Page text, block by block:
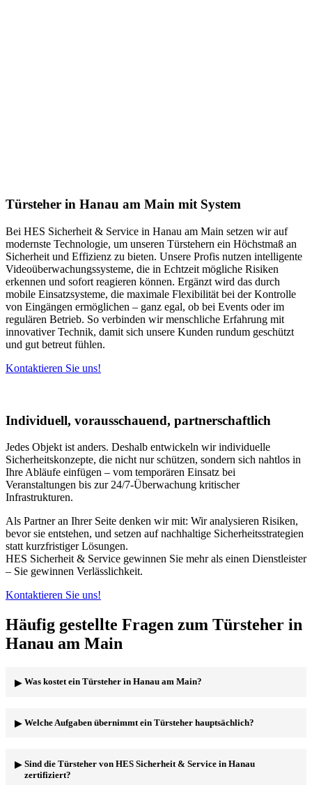
Türsteher in Hanau am Main mit System
Bei HES Sicherheit & Service in Hanau am Main setzen wir auf
modernste Technologie, um unseren Türstehern ein Höchstmaß an
Sicherheit und Effizienz zu bieten. Unsere Profis nutzen intelligente
Videoüberwachungssysteme, die in Echtzeit mögliche Risiken
erkennen und sofort reagieren können. Ergänzt wird das durch
mobile Einsatzsysteme, die maximale Flexibilität bei der Kontrolle
von Eingängen ermöglichen – ganz egal, ob bei Events oder im
regulären Betrieb. So verbinden wir menschliche Erfahrung mit
innovativer Technik, damit sich unsere Kunden rundum geschützt
und gut betreut fühlen.
Kontaktieren Sie uns!
Individuell, vorausschauend, partnerschaftlich
Jedes Objekt ist anders. Deshalb entwickeln wir individuelle
Sicherheitskonzepte, die nicht nur schützen, sondern sich nahtlos in
Ihre Abläufe einfügen – vom temporären Einsatz bei
Veranstaltungen bis zur 24/7-Überwachung kritischer
Infrastrukturen.
Als Partner an Ihrer Seite denken wir mit: Wir analysieren Risiken,
bevor sie entstehen, und setzen auf nachhaltige Sicherheitsstrategien
statt kurzfristiger Lösungen.
HES Sicherheit & Service gewinnen Sie mehr als einen Dienstleister
– Sie gewinnen Verlässlichkeit.
Kontaktieren Sie uns!
Häufig gestellte Fragen zum Türsteher in
Hanau am Main
Was kostet ein Türsteher in Hanau am Main?
Einsatzdauer, Anzahl der benötigten Türsteher und den spezifischen
wenden. Wir erstellen Ihnen gerne ein individuelles Angebot, das
auf Ihre Bedürfnisse zugeschnitten ist.
Welche Aufgaben übernimmt ein Türsteher hauptsächlich?
Veranstaltung, sorgt für Sicherheit und Ordnung, deeskaliert
Konflikte und schützt Ihre Gäste. Bei HES Sicherheit & Service
Sind die Türsteher von HES Sicherheit & Service in Hanau
zertifiziert?